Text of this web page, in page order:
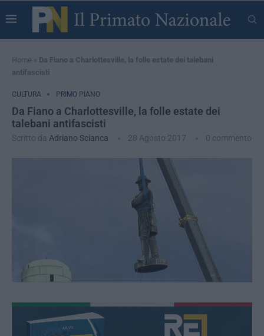
Home » Da Fiano a Charlottesville, la folle estate dei talebani
antifascisti
CULTURA PRIMO PIANO
Da Fiano a Charlottesville, la folle estate dei
talebani antifascisti
Scritto da Adriano Scianca 28 Agosto 2017 0 commento